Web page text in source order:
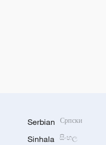
Serbian Српски
Sinhala සිංහල